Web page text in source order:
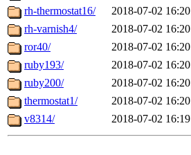
rh-thermostat16/
2018-07-02 16:20
rh-varnish4/
2018-07-02 16:20
ror40/
2018-07-02 16:20
ruby193/
2018-07-02 16:20
ruby200/
2018-07-02 16:20
thermostat1/
2018-07-02 16:20
v8314/
2018-07-02 16:19